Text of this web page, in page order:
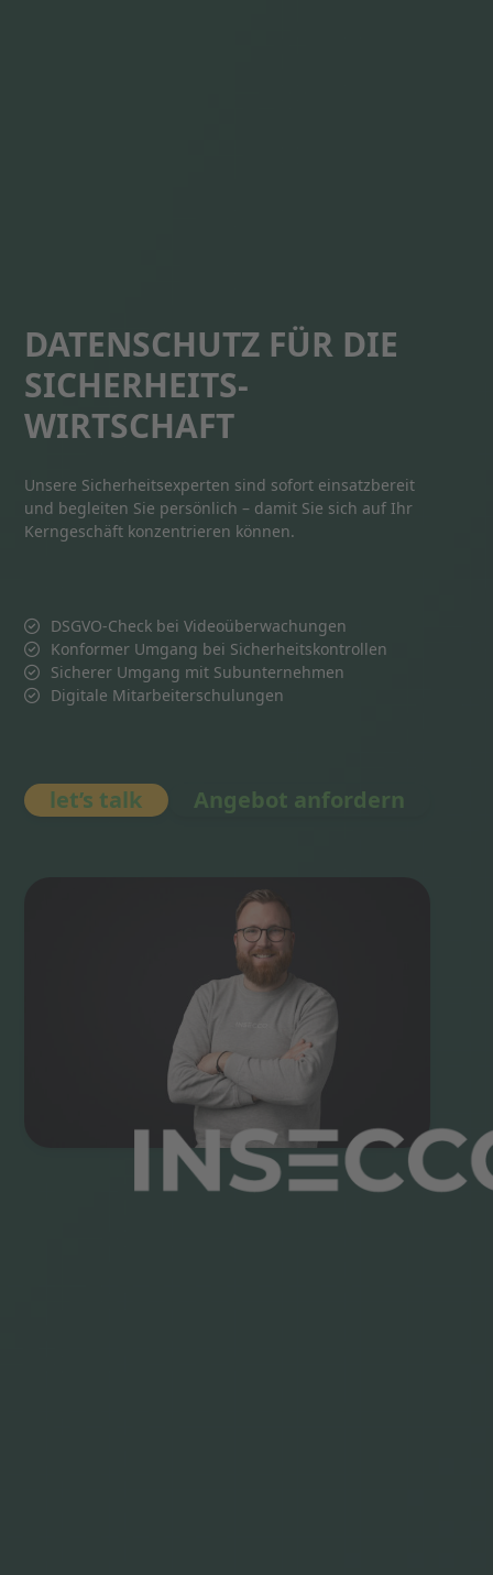
DATENSCHUTZ FÜR DIE
SICHERHEITS­
WIRTSCHAFT
Unsere Sicherheitsexperten sind sofort einsatzbereit
und begleiten Sie persönlich – damit Sie sich auf Ihr
Kerngeschäft konzentrieren können.
DSGVO-Check bei Videoüberwachungen
Konformer Umgang bei Sicherheitskontrollen
Sicherer Umgang mit Subunternehmen
Digitale Mitarbeiterschulungen
let’s talk Angebot anfordern